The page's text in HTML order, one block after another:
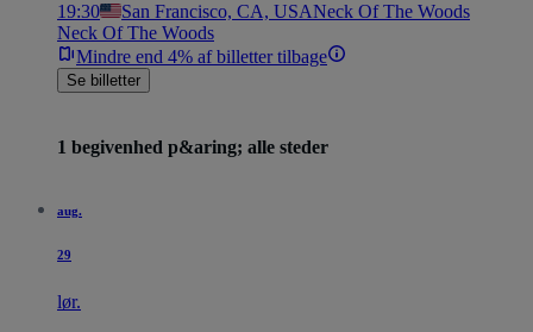
19:30 San Francisco, CA, USANeck Of The Woods
Neck Of The Woods
Mindre end 4% af billetter tilbage
Se billetter
1 begivenhed p&aring; alle steder
aug.
29
lør.